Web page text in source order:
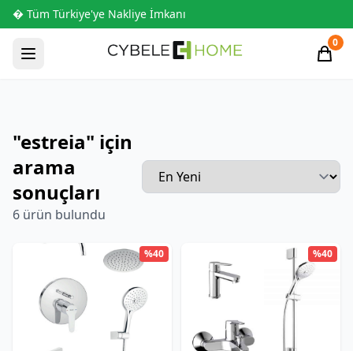
� Tüm Türkiye'ye Nakliye İmkanı
0
"estreia" için
arama
sonuçları
6 ürün bulundu
%40 %40